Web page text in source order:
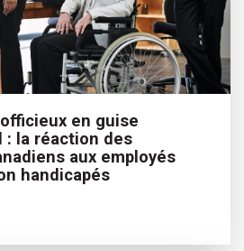
en guise
: la réaction des
aux employés
handicapés